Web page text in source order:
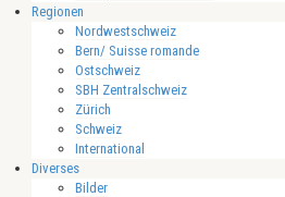
Regionen
Nordwestschweiz
Bern/ Suisse romande
Ostschweiz
SBH Zentralschweiz
Zürich
Schweiz
International
Diverses
Bilder